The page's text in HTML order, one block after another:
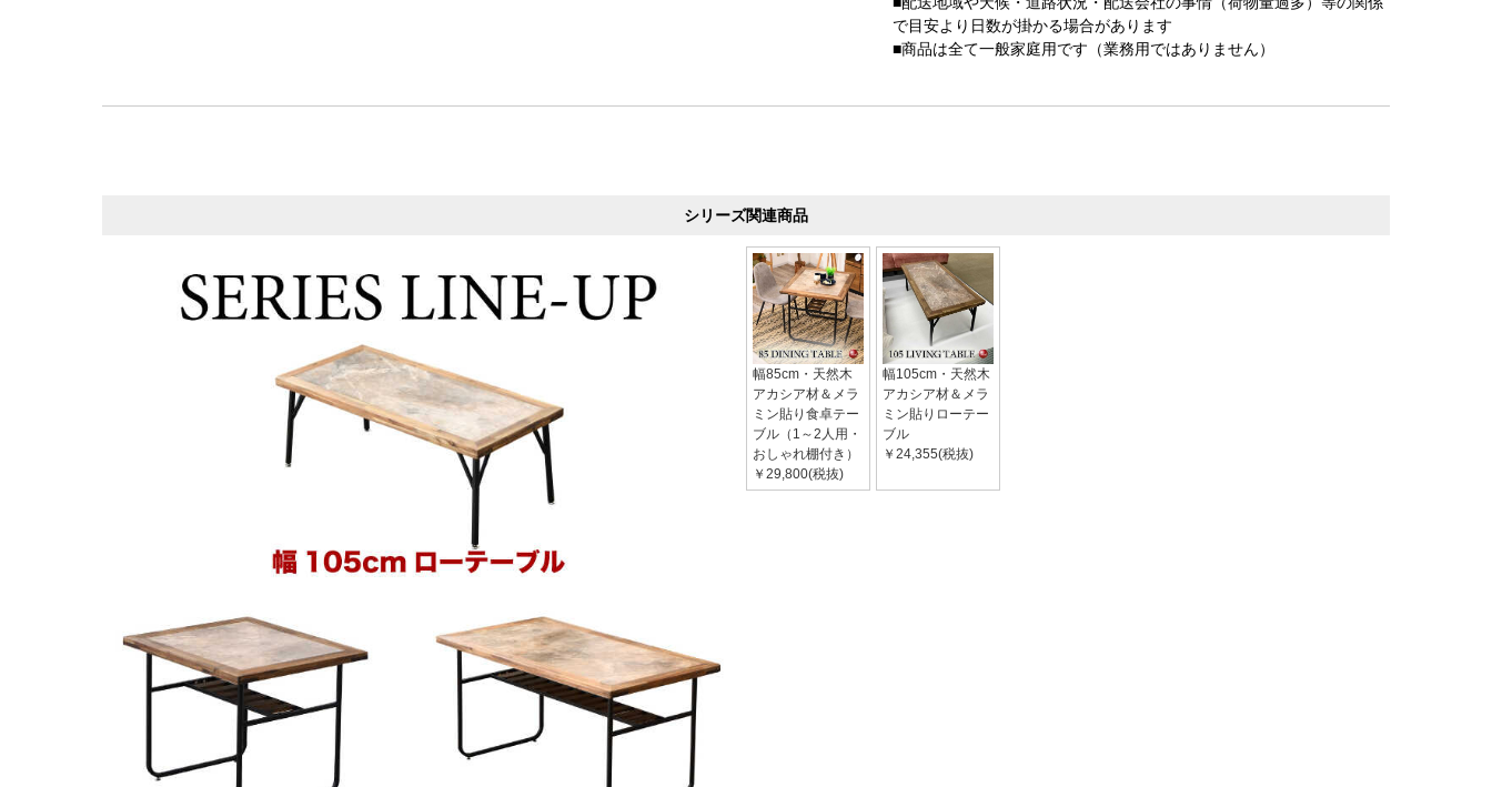
で目安より日数が掛かる場合があります
■商品は全て一般家庭用です（業務用ではありません）
シリーズ関連商品
幅85cm・天然木
アカシア材＆メラ
ミン貼り食卓テー
ブル（1～2人用・
おしゃれ棚付き）
￥29,800(税抜)
幅105cm・天然木
アカシア材＆メラ
ミン貼りローテー
ブル
￥24,355(税抜)